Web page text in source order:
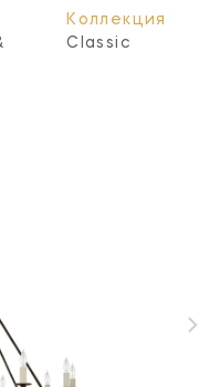
Коллекция
Classic